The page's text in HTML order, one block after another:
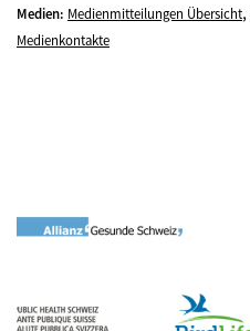
Medien: Medienmitteilungen Übersicht,
Medienkontakte